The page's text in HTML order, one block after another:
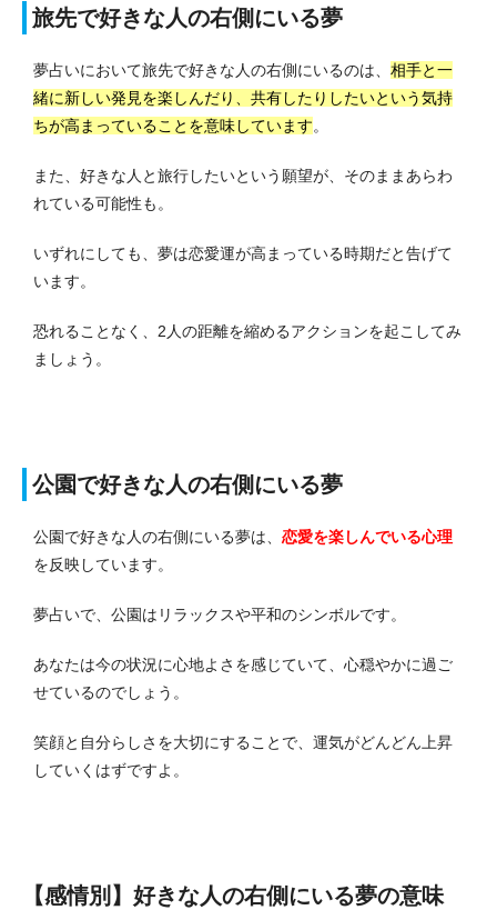
旅先で好きな人の右側にいる夢
夢占いにおいて旅先で好きな人の右側にいるのは、 相手と一
緒に新しい発見を楽しんだり、共有したりしたいという気持
ちが高まっていることを意味しています。
また、好きな人と旅行したいという願望が、そのままあらわ
れている可能性も。
いずれにしても、夢は恋愛運が高まっている時期だと告げて
います。
恐れることなく、2人の距離を縮めるアクションを起こしてみ
ましょう。
公園で好きな人の右側にいる夢
公園で好きな人の右側にいる夢は、 恋愛を楽しんでいる心理
を反映しています。
夢占いで、公園はリラックスや平和のシンボルです。
あなたは今の状況に心地よさを感じていて、心穏やかに過ご
せているのでしょう。
笑顔と自分らしさを大切にすることで、運気がどんどん上昇
していくはずですよ。
【感情別】好きな人の右側にいる夢の意味